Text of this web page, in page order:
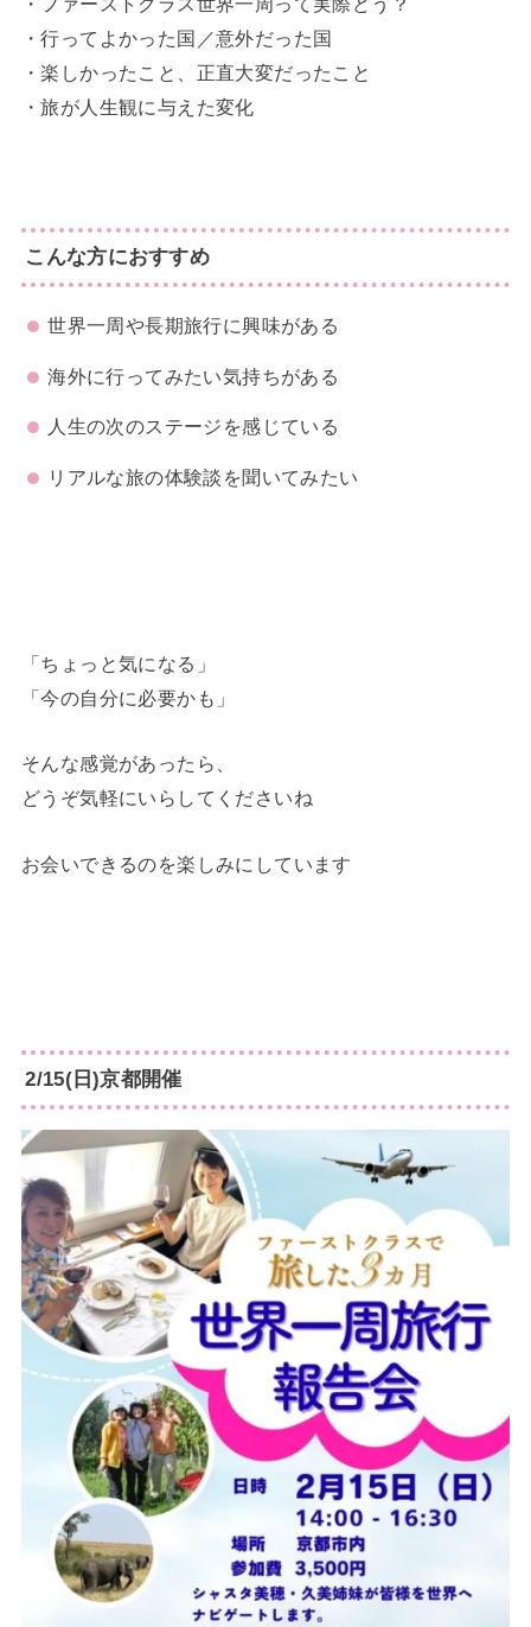
・行ってよかった国／意外だった国
・楽しかったこと、正直大変だったこと
・旅が人生観に与えた変化
こんな方におすすめ
世界一周や長期旅行に興味がある
海外に行ってみたい気持ちがある
人生の次のステージを感じている
リアルな旅の体験談を聞いてみたい
「ちょっと気になる」
「今の自分に必要かも」
そんな感覚があったら、
どうぞ気軽にいらしてくださいね
お会いできるのを楽しみにしています
2/15(日)京都開催